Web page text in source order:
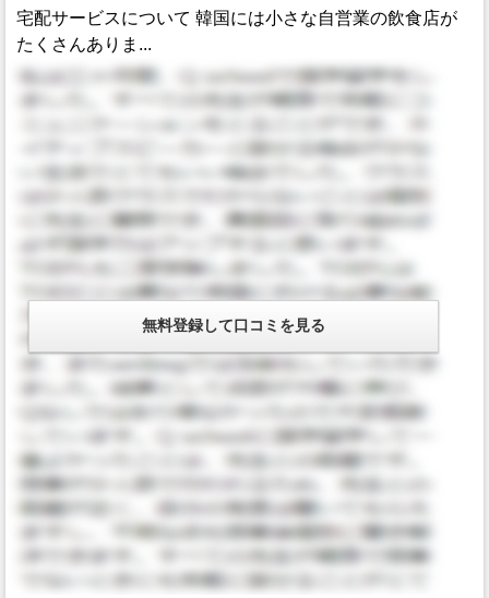
宅配サービスについて 韓国には小さな自営業の飲食店が
たくさんありま...